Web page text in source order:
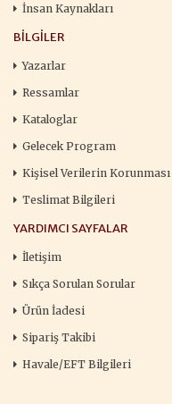
İnsan Kaynakları
BILGILER
Yazarlar
Ressamlar
Kataloglar
Gelecek Program
Kişisel Verilerin Korunması
Teslimat Bilgileri
YARDIMCI SAYFALAR
İletişim
Sıkça Sorulan Sorular
Ürün İadesi
Sipariş Takibi
Havale/EFT Bilgileri